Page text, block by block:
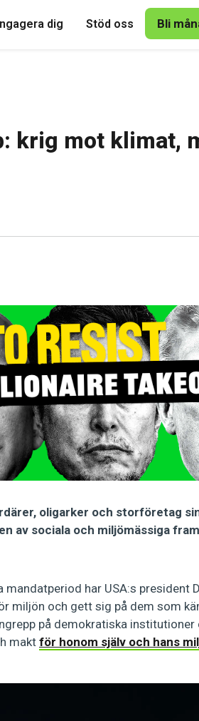
dig Stöd oss Bli
krig mot klimat,
oligarker och storföretag
av sociala och miljömässiga
mandatperiod har USA:s president
miljön och gett sig på dem som
på demokratiska
makt för honom själv och hans